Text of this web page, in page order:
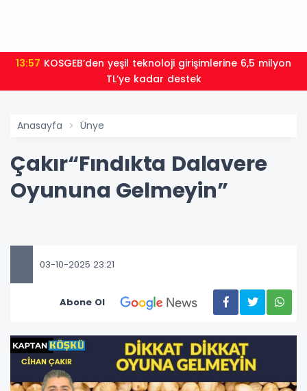
13:57
TL’ye kadar destek
Anasayfa Ünye
Çakır“Fındıkta Dalavere
Oyununa Gelmeyin”
03-10-2025 23:21
Abone Ol